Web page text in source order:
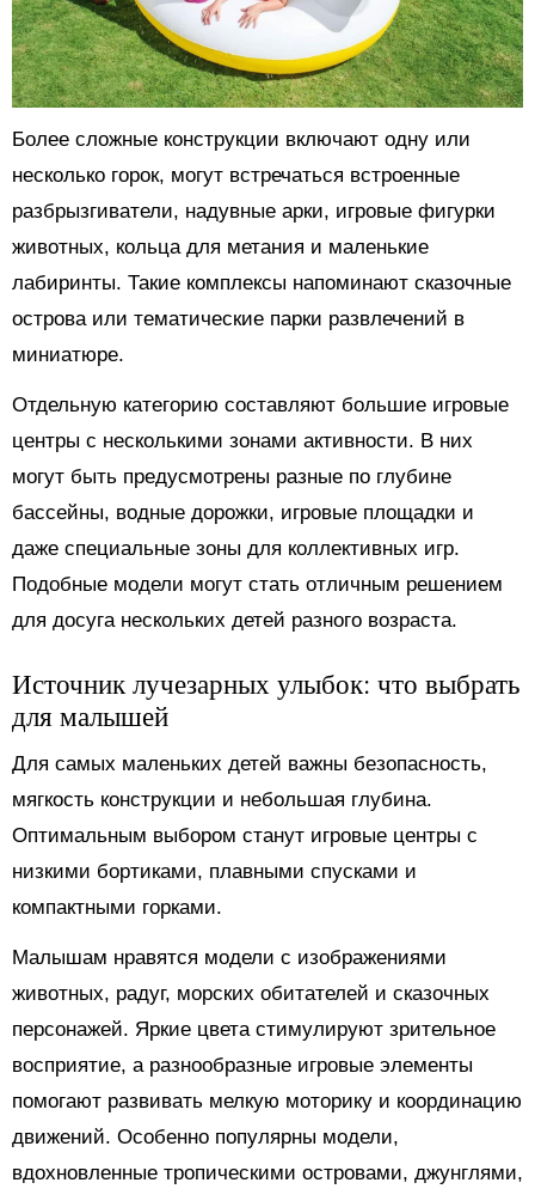
Более сложные конструкции включают одну или
несколько горок, могут встречаться встроенные
разбрызгиватели, надувные арки, игровые фигурки
животных, кольца для метания и маленькие
лабиринты. Такие комплексы напоминают сказочные
острова или тематические парки развлечений в
миниатюре.
Отдельную категорию составляют большие игровые
центры с несколькими зонами активности. В них
могут быть предусмотрены разные по глубине
бассейны, водные дорожки, игровые площадки и
даже специальные зоны для коллективных игр.
Подобные модели могут стать отличным решением
для досуга нескольких детей разного возраста.
Источник лучезарных улыбок: что выбрать
для малышей
Для самых маленьких детей важны безопасность,
мягкость конструкции и небольшая глубина.
Оптимальным выбором станут игровые центры с
низкими бортиками, плавными спусками и
компактными горками.
Малышам нравятся модели с изображениями
животных, радуг, морских обитателей и сказочных
персонажей. Яркие цвета стимулируют зрительное
восприятие, а разнообразные игровые элементы
помогают развивать мелкую моторику и координацию
движений. Особенно популярны модели,
вдохновленные тропическими островами, джунглями,